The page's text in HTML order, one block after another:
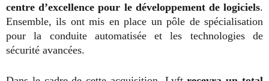
centre d’excellence pour le développement de logiciels.
Ensemble, ils ont mis en place un pôle de spécialisation
pour la conduite automatisée et les technologies de
sécurité avancées.